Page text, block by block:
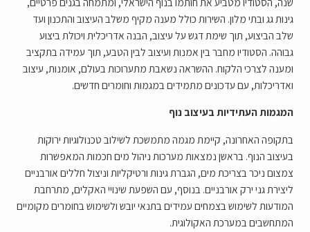
גינות גג ובתי מלון. השירות כולל מענה מקיף משלב העיצוב והתכנון ועד
שלב הביצוע, תוך שימת דגש על עיצוב, הבנה אדריכלית ויכולת ביצוע
גבוהה. הסטודיו מחבר בין אמנות ועיצוב לבין הטבע, תוך עמידה בתקציב
ומענה לצרכי הלקוח. ההשראה נשאבת מתערוכות בעולם, אומנות, עיצוב
ואדריכלות, עם עדכונים מתמידים במגמות וחומרים חדשים.
המגמות העתידיות בעיצוב נוף
בתקופה האחרונה, קיימת מגמה מתמשכת לשילוב טכנולוגיות ירוקות
בעיצוב הנוף. בראשן נמצאות מערכות ניהול מים חכמות המאפשרות
צמצום ניכר בצריכת מים, הגברת גינות ורטיקליות וניצול חללים אורבניים
ליצירת גני ירק אורבניים. בנוסף, עם השפעת שינויי האקלים, מתרחבת
המודעות לשימוש בצמחים עמידים בתנאי יובש ולשימוש בחומרים מקומיים
המתחשבים במערכת האקולוגית.